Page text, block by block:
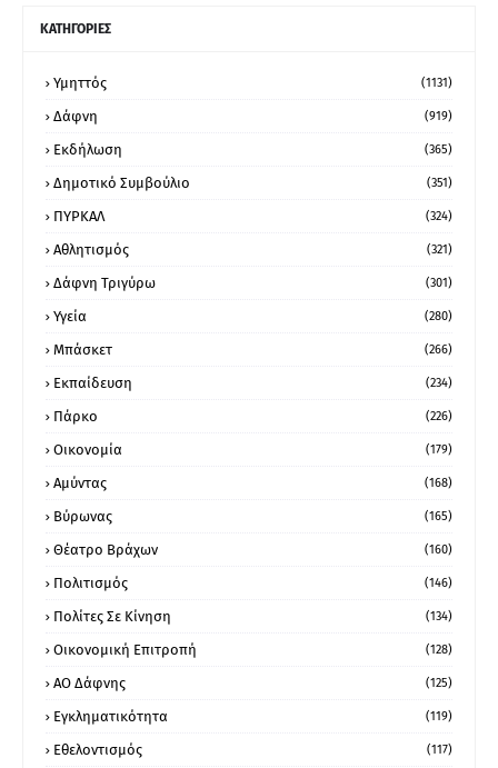
ΚΑΤΗΓΟΡΙΕΣ
Υμηττός (1131)
Δάφνη (919)
Εκδήλωση (365)
Δημοτικό Συμβούλιο (351)
ΠΥΡΚΑΛ (324)
Αθλητισμός (321)
Δάφνη Τριγύρω (301)
Υγεία (280)
Μπάσκετ (266)
Εκπαίδευση (234)
Πάρκο (226)
Οικονομία (179)
Αμύντας (168)
Βύρωνας (165)
Θέατρο Βράχων (160)
Πολιτισμός (146)
Πολίτες Σε Κίνηση (134)
Οικονομική Επιτροπή (128)
ΑΟ Δάφνης (125)
Εγκληματικότητα (119)
Εθελοντισμός (117)